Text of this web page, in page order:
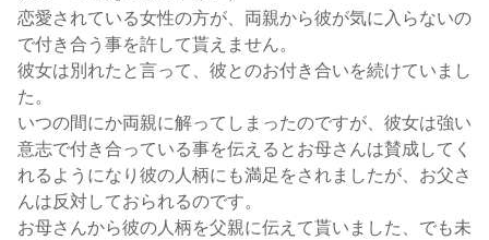
恋愛されている女性の方が、両親から彼が気に入らないの
で付き合う事を許して貰えません。
彼女は別れたと言って、彼とのお付き合いを続けていまし
た。
いつの間にか両親に解ってしまったのですが、彼女は強い
意志で付き合っている事を伝えるとお母さんは賛成してく
れるようになり彼の人柄にも満足をされましたが、お父さ
んは反対しておられるのです。
お母さんから彼の人柄を父親に伝えて貰いました、でも未